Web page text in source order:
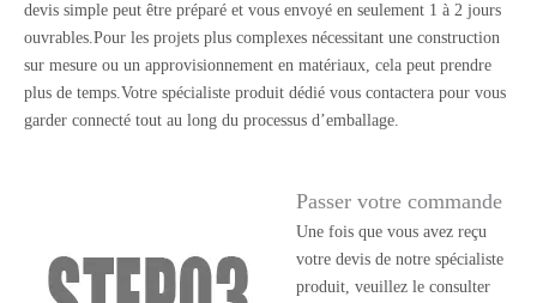
devis simple peut être préparé et vous envoyé en seulement 1 à 2 jours
ouvrables.Pour les projets plus complexes nécessitant une construction
sur mesure ou un approvisionnement en matériaux, cela peut prendre
plus de temps.Votre spécialiste produit dédié vous contactera pour vous
garder connecté tout au long du processus d’emballage.
Passer votre commande
Une fois que vous avez reçu
votre devis de notre spécialiste
produit, veuillez le consulter